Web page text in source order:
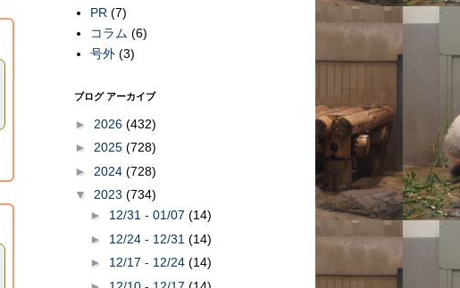
PR (7)
コラム (6)
号外 (3)
ブログ アーカイブ
► 2026 (432)
► 2025 (728)
► 2024 (728)
▼ 2023 (734)
► 12/31 - 01/07 (14)
► 12/24 - 12/31 (14)
► 12/17 - 12/24 (14)